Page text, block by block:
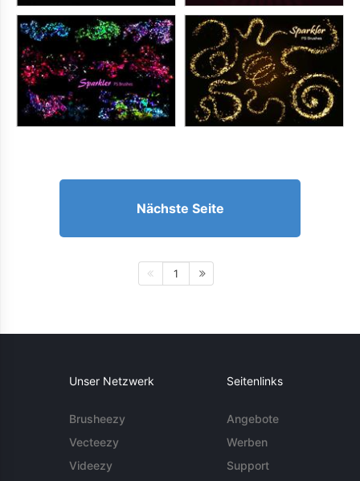
Nächste Seite
1
Unser Netzwerk
Brusheezy
Vecteezy
Videezy
Seitenlinks
Angebote
Werben
Support